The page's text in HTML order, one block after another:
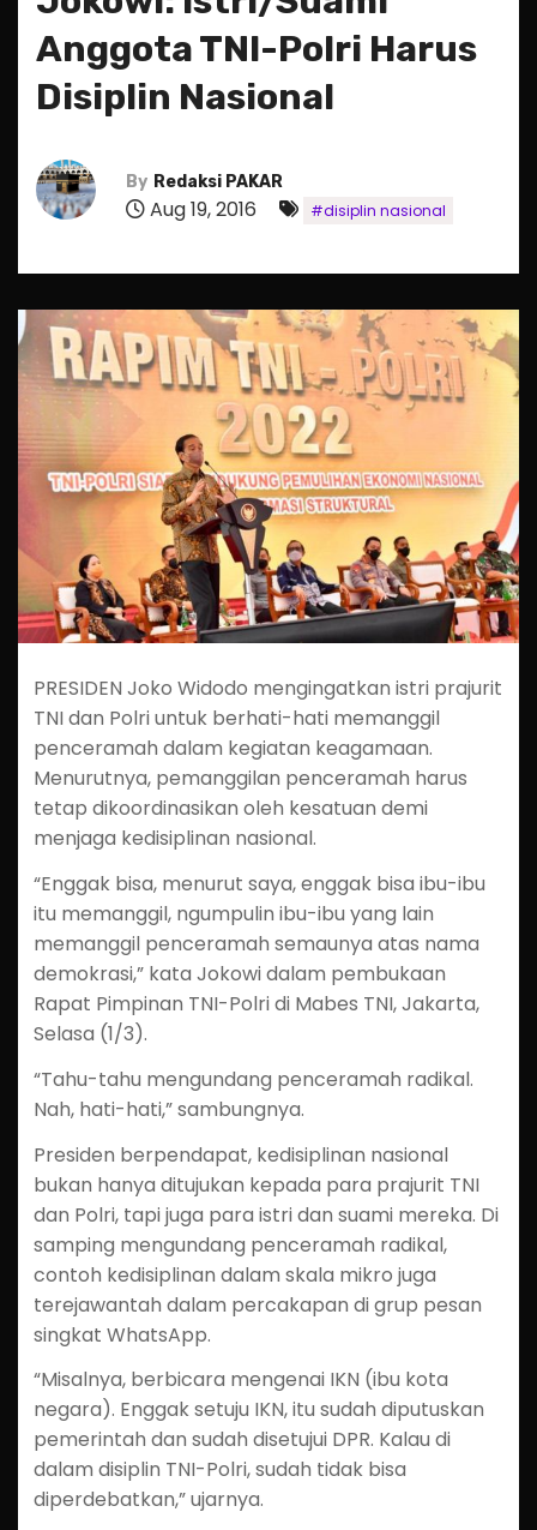
Anggota TNI-Polri Harus
Disiplin Nasional
By Redaksi PAKAR
Aug 19, 2016 #disiplin nasional
PRESIDEN Joko Widodo mengingatkan istri prajurit
TNI dan Polri untuk berhati-hati memanggil
penceramah dalam kegiatan keagamaan.
Menurutnya, pemanggilan penceramah harus
tetap dikoordinasikan oleh kesatuan demi
menjaga kedisiplinan nasional.
“Enggak bisa, menurut saya, enggak bisa ibu-ibu
itu memanggil, ngumpulin ibu-ibu yang lain
memanggil penceramah semaunya atas nama
demokrasi,” kata Jokowi dalam pembukaan
Rapat Pimpinan TNI-Polri di Mabes TNI, Jakarta,
Selasa (1/3).
“Tahu-tahu mengundang penceramah radikal.
Nah, hati-hati,” sambungnya.
Presiden berpendapat, kedisiplinan nasional
bukan hanya ditujukan kepada para prajurit TNI
dan Polri, tapi juga para istri dan suami mereka. Di
samping mengundang penceramah radikal,
contoh kedisiplinan dalam skala mikro juga
terejawantah dalam percakapan di grup pesan
singkat WhatsApp.
“Misalnya, berbicara mengenai IKN (ibu kota
negara). Enggak setuju IKN, itu sudah diputuskan
pemerintah dan sudah disetujui DPR. Kalau di
dalam disiplin TNI-Polri, sudah tidak bisa
diperdebatkan,” ujarnya.